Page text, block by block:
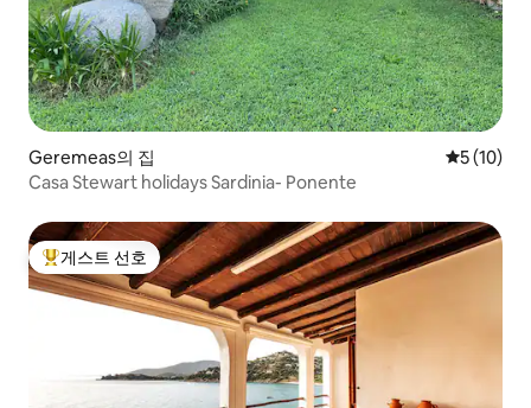
Geremeas의 집 평점 5점
5 (10)
Casa Stewart holidays Sardinia- Ponente
상위 게스트 선호
게스트 선호